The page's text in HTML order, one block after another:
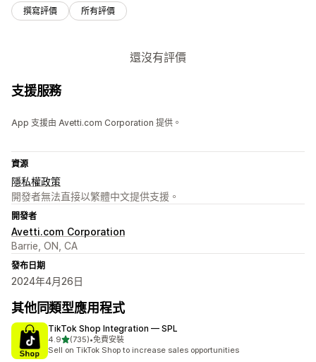
撰寫評價 所有評價
還沒有評價
支援服務
App 支援由 Avetti.com Corporation 提供。
資源
隱私權政策
開發者無法直接以繁體中文提供支援。
開發者
Avetti.com Corporation
Barrie, ON, CA
發布日期
2024年4月26日
其他同類型應用程式
TikTok Shop Integration — SPL
4.9滿分 5 顆星
(735)
共有 735 則評價
•免費安裝
Sell on TikTok Shop to increase sales opportunities